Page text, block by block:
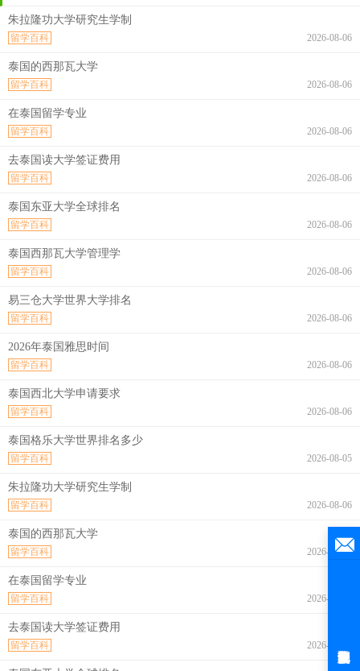
朱拉隆功大学研究生学制
2026-08-06
留学百科
泰国的西那瓦大学
2026-08-06
留学百科
在泰国留学专业
2026-08-06
留学百科
去泰国读大学签证费用
2026-08-06
留学百科
泰国东亚大学全球排名
2026-08-06
留学百科
泰国西那瓦大学管理学
2026-08-06
留学百科
易三仓大学世界大学排名
2026-08-06
留学百科
2026年泰国雅思时间
2026-08-06
留学百科
泰国西北大学申请要求
2026-08-06
留学百科
泰国格乐大学世界排名多少
2026-08-05
留学百科
朱拉隆功大学研究生学制
2026-08-06
留学百科
泰国的西那瓦大学
2026-08-06
留学百科
在泰国留学专业
2026-08-06
留学百科
去泰国读大学签证费用
2026-08-06
留学百科